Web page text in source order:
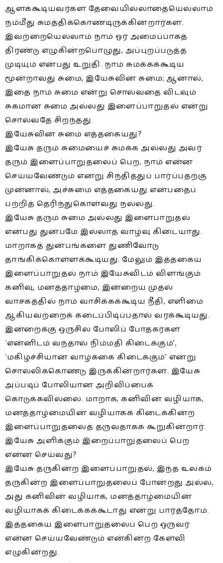
ஆளக்கூடியவர்கள் தேவையில்லாதையெல்லாம்
நம்மீது சுமத்திக்கொண்டிருக்கின்றார்கள்.
இவற்றையெல்லாம் நாம் ஓர் அமைப்பாகத்
திரண்டு எழுகின்றபொழுது, அப்புறப்படுத்த
முடியும் என்பது உறுதி. நாம் சுமக்கக்கூடிய
மூன்றாவது சுமை, இயேசுவின் சுமை; ஆனால்,
இதை நாம் சுமை என்று சொல்வதை விடவும்
சுகமான சுமை அல்லது இளைப்பாறுதல் என்று
சொல்வதே சிறந்தது.
இயேசுவின் சுமை எத்தகையது?
இயேசு தரும் சுமையைச் சுமக்க அல்லது அவர்
தரும் இளைப்பாறுதலைப் பெற, நாம் என்ன
செய்யவேண்டும் என்று சிந்தித்துப் பார்ப்பதற்கு
முன்னால், அச்சுமை எத்தகையது என்பதைப்
பற்றித் தெரிந்துகொள்வது நல்லது.
இயேசு தரும் சுமை அல்லது இளைபாறுதல்
என்பது துன்பமே இல்லாத வாழ்வு கிடையாது.
மாறாகத் துன்பங்களை துணிவோடு
தாங்கிக்கொள்ளக்கூடியது. மேலும் இத்தகைய
இளைப்பாறுதல் நாம் இயேசுவிடம் விளங்கும்
கனிவு, மனத்தாழ்மை, இன்றைய முதல்
வாசகத்தில் நாம் வாசிக்கக்கூடிய நீதி, எளிமை
ஆகியவற்றைக் கடைப்பிடிப்பதால் வரக்கூடியது.
இன்றைக்கு ஒருசில போலிப் போதகர்கள்
‘என்னிடம் வந்தால் நிம்மதி கிடைக்கும்’,
‘மகிழ்ச்சியான வாழ்க்கை கிடைக்கும்’ என்று
சொல்லிக்கொண்டு இருக்கின்றார்கள். இயேசு
அப்படிப் போலியான அறிவிப்பைக்
கொடுக்கவில்லை. மாறாக, கனிவின் வழியாக,
மனத்தாழ்மையின் வழியாகக் கிடைக்கின்ற
இளைப்பாறுதலைத் தருவதாகக் கூறுகின்றார்.
இயேசு அளிக்கும் இறைப்பாறுதலைப் பெற
என்ன செய்வது?
இயேசு தருகின்ற இளைப்பாறுதல், இந்த உலகம்
தருகின்ற இளைப்பாறுதலைப் போன்றது அல்ல,
அது கனிவின் வழியாக, மனத்தாழ்மையின்
வழியாகக் கிடைக்கக்கூடாது என்று பார்த்தோம்.
இத்தகைய இளைபாறுதலைப் பெற ஒருவர்
என்ன செய்யவேண்டும் என்கின்ற கேள்வி
எழுகின்றது.